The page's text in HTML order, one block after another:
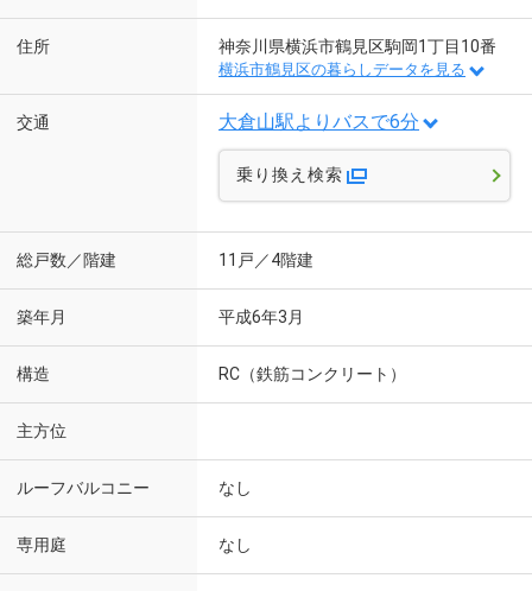
住所 神奈川県横浜市鶴見区駒岡1丁目10番
横浜市鶴見区の暮らしデータを見る
交通 大倉山駅よりバスで6分
乗り換え検索
総戸数／階建 11戸／4階建
築年月 平成6年3月
構造 RC（鉄筋コンクリート）
主方位
ルーフバルコニー なし
専用庭 なし